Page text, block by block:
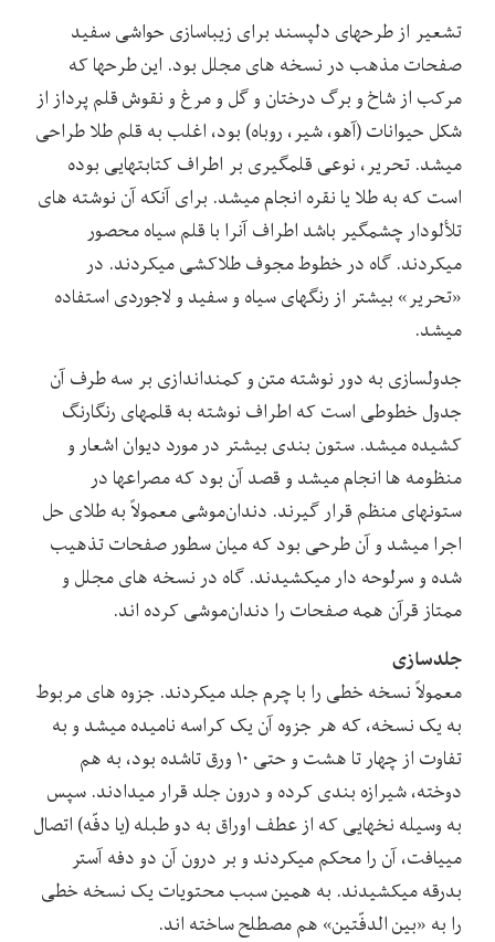
تشعیر از طرحهای دلپسند برای زیباسازی حواشی سفید
صفحات مذهب در نسخه های مجلل بود. این طرحها که
مرکب از شاخ و برگ درختان و گل و مرغ و نقوش قلم پرداز از
شکل حیوانات (آهو، شیر، روباه) بود، اغلب به قلم طلا طراحی
میشد. تحریر، نوعی قلمگیری بر اطراف کتابتهایی بوده
است که به طلا یا نقره انجام میشد. برای آنکه آن نوشته های
تلألودار چشمگیر باشد اطراف آنرا با قلم سیاه محصور
میکردند. گاه در خطوط مجوف طلاکشی میکردند. در
«تحریر» بیشتر از رنگهای سیاه و سفید و لاجوردی استفاده
میشد.
جدولسازی به دور نوشته متن و کمنداندازی بر سه طرف آن
جدول خطوطی است که اطراف نوشته به قلمهای رنگارنگ
کشیده میشد. ستون بندی بیشتر در مورد دیوان اشعار و
منظومه ها انجام میشد و قصد آن بود که مصراعها در
ستونهای منظم قرار گیرند. دندان‌موشی معمولاً به طلای حل
اجرا میشد و آن طرحی بود که میان سطور صفحات تذهیب
شده و سرلوحه دار میکشیدند. گاه در نسخه های مجلل و
ممتاز قرآن همه صفحات را دندان‌موشی کرده اند.
جلدسازی
معمولاً نسخه خطی را با چرم جلد میکردند. جزوه های مربوط
به یک نسخه، که هر جزوه آن یک کراسه نامیده میشد و به
تفاوت از چهار تا هشت و حتی ۱۰ ورق تاشده بود، به هم
دوخته، شیرازه بندی کرده و درون جلد قرار میدادند. سپس
به وسیله نخهایی که از عطف اوراق به دو طبله (یا دفّه) اتصال
مییافت، آن را محکم میکردند و بر درون آن دو دفه آستر
بدرقه میکشیدند. به همین سبب محتویات یک نسخه خطی
را به «بین الدفّتین» هم مصطلح ساخته اند.